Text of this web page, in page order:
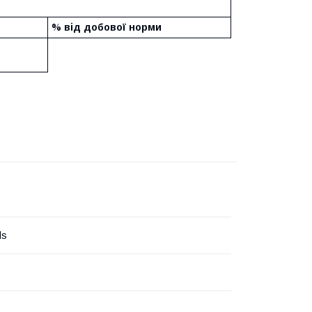
% від добової норми